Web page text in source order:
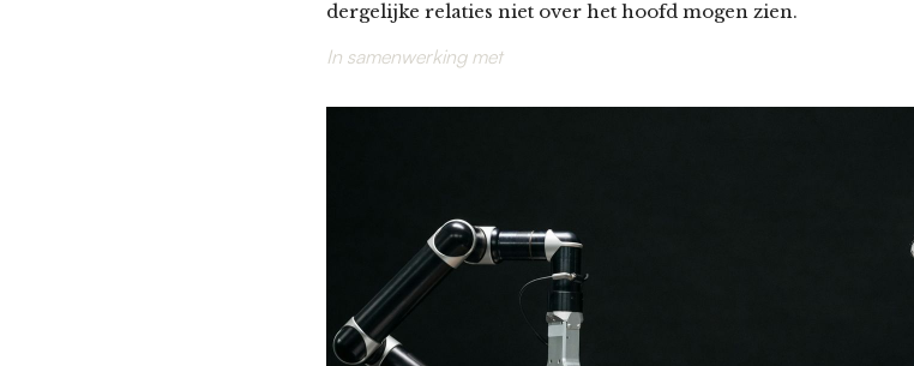
dergelijke relaties niet over het hoofd mogen zien.
In samenwerking met